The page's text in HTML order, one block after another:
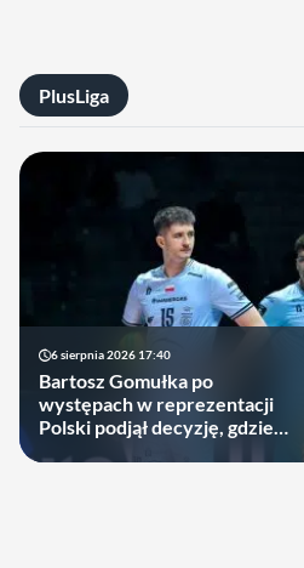
PlusLiga
6 sierpnia 2026 17:40
Bartosz Gomułka po
występach w reprezentacji
Polski podjął decyzję, gdzie